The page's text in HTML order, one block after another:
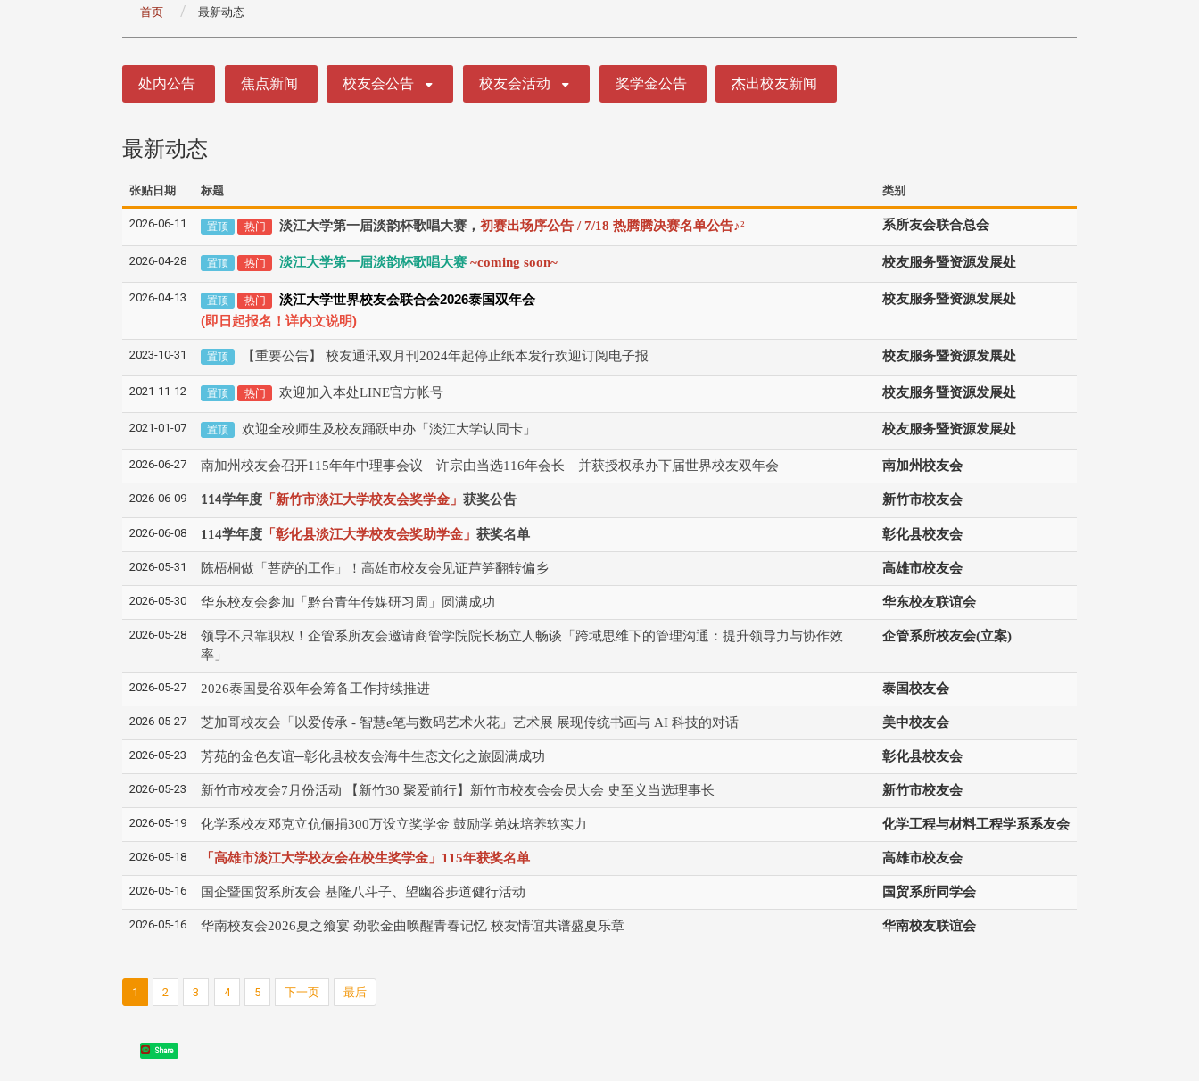
首页 最新动态
处内公告 焦点新闻 校友会公告 校友会活动 奖学金公告 杰出校友新闻
最新动态
张贴日期 标题 类别
2026-06-11 置顶 热门 淡江大学第一届淡韵杯歌唱大赛， 初赛出场序公告 / 7/18 热腾腾决赛名单公告♪² 系所友会联合总会
2026-04-28 置顶 热门 淡江大学第一届淡韵杯歌唱大赛 ~coming soon~ 校友服务暨资源发展处
2026-04-13 置顶 热门 淡江大学世界校友会联合会2026泰国双年会
(即日起报名！详内文说明)
校友服务暨资源发展处
2023-10-31 置顶 【重要公告】 校友通讯双月刊2024年起停止纸本发行欢迎订阅电子报 校友服务暨资源发展处
2021-11-12 置顶 热门 欢迎加入本处LINE官方帐号 校友服务暨资源发展处
2021-01-07 置顶 欢迎全校师生及校友踊跃申办「淡江大学认同卡」 校友服务暨资源发展处
2026-06-27 南加州校友会召开115年年中理事会议 许宗由当选116年会长 并获授权承办下届世界校友双年会 南加州校友会
2026-06-09 114学年度 「新竹市淡江大学校友会奖学金」 获奖公告 新竹市校友会
2026-06-08 114学年度 「彰化县淡江大学校友会奖助学金」 获奖名单 彰化县校友会
2026-05-31 陈梧桐做「菩萨的工作」！高雄市校友会见证芦笋翻转偏乡 高雄市校友会
2026-05-30 华东校友会参加「黔台青年传媒研习周」圆满成功 华东校友联谊会
2026-05-28
领导不只靠职权！企管系所友会邀请商管学院院长杨立人畅谈「跨域思维下的管理沟通：提升领导力与协作效
率」
企管系所校友会(立案)
2026-05-27 2026泰国曼谷双年会筹备工作持续推进 泰国校友会
2026-05-27 芝加哥校友会「以爱传承 - 智慧e笔与数码艺术火花」艺术展 展现传统书画与 AI 科技的对话 美中校友会
2026-05-23 芳苑的金色友谊─彰化县校友会海牛生态文化之旅圆满成功 彰化县校友会
2026-05-23 新竹市校友会7月份活动 【新竹30 聚爱前行】新竹市校友会会员大会 史至义当选理事长 新竹市校友会
2026-05-19 化学系校友邓克立伉俪捐300万设立奖学金 鼓励学弟妹培养软实力 化学工程与材料工程学系系友会
2026-05-18 「高雄市淡江大学校友会在校生奖学金」115年获奖名单 高雄市校友会
2026-05-16 国企暨国贸系所友会 基隆八斗子、望幽谷步道健行活动 国贸系所同学会
2026-05-16 华南校友会2026夏之飨宴 劲歌金曲唤醒青春记忆 校友情谊共谱盛夏乐章 华南校友联谊会
1 2 3 4 5 下一页 最后
Share